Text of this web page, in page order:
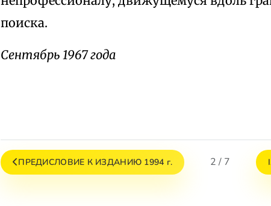
поиска.
Сентябрь 1967 года
ПРЕДИСЛОВИЕ К ИЗДАНИЮ 1994 г. 2 / 7